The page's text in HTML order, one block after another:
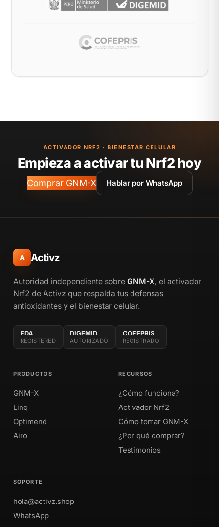
ACTIVADOR NRF2 · BIENESTAR CELULAR
Empieza a activar tu Nrf2 hoy
Comprar GNM-X Hablar por WhatsApp
A Activz
Autoridad independiente sobre GNM-X, el activador
Nrf2 de Activz que respalda tus defensas
antioxidantes y el bienestar celular.
FDA
REGISTERED
DIGEMID
AUTORIZADO
COFEPRIS
REGISTRADO
PRODUCTOS
GNM-X
Linq
Optimend
Airo
RECURSOS
¿Cómo funciona?
Activador Nrf2
Cómo tomar GNM-X
¿Por qué comprar?
Testimonios
SOPORTE
hola@activz.shop
WhatsApp